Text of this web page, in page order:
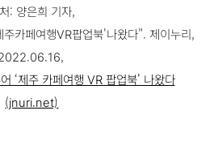
: 양은희 기자,
카페여행VR팝업북'나왔다". 제이누리,
,
‘제주 카페여행 VR 팝업북' 나왔다
(jnuri.net)